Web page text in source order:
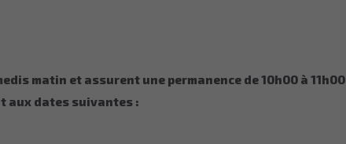
matin et assurent une permanence de 10h00 à 11h00
aux dates suivantes :